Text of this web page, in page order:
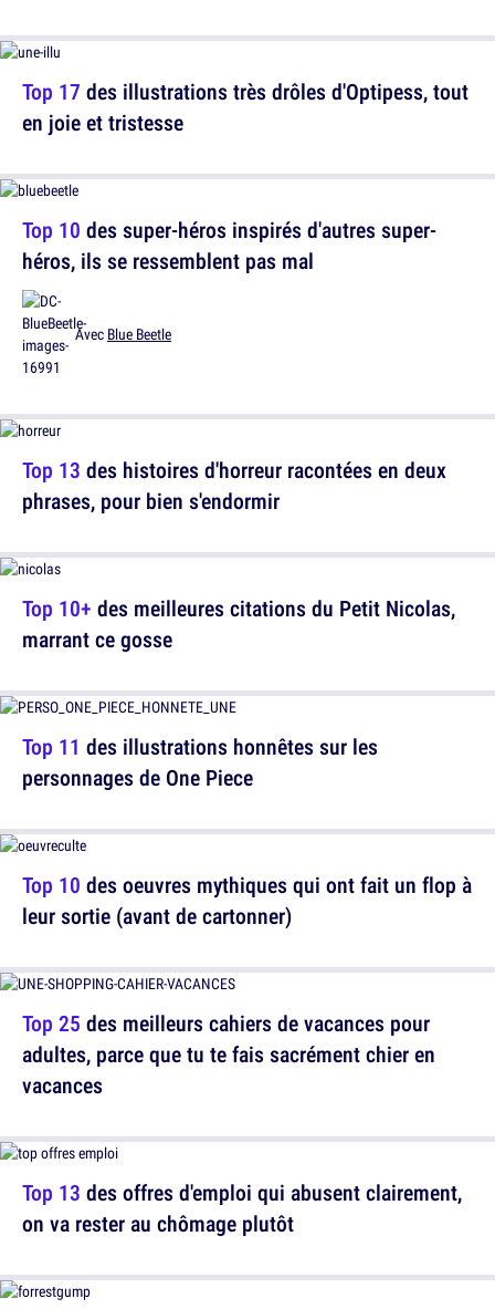
Top 10 des super-héros inspirés d'autres super-
héros, ils se ressemblent pas mal
Avec Blue Beetle
Top 10+ des meilleures citations du Petit Nicolas,
marrant ce gosse
Top 10 des oeuvres mythiques qui ont fait un flop à
leur sortie (avant de cartonner)
Top 13 des offres d'emploi qui abusent clairement,
on va rester au chômage plutôt
Top 17 des illustrations très drôles d'Optipess, tout
en joie et tristesse
Top 13 des histoires d'horreur racontées en deux
phrases, pour bien s'endormir
Top 11 des illustrations honnêtes sur les
personnages de One Piece
Top 25 des meilleurs cahiers de vacances pour
adultes, parce que tu te fais sacrément chier en
vacances